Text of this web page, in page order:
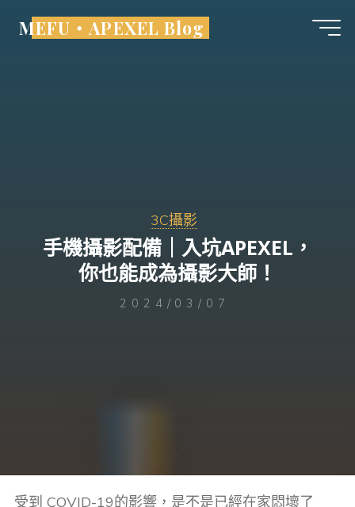
MEFU・APEXEL Blog
3C攝影
手機攝影配備｜入坑APEXEL，
你也能成為攝影大師！
2024/03/07
受到 COVID-19的影響，是不是已經在家悶壞了